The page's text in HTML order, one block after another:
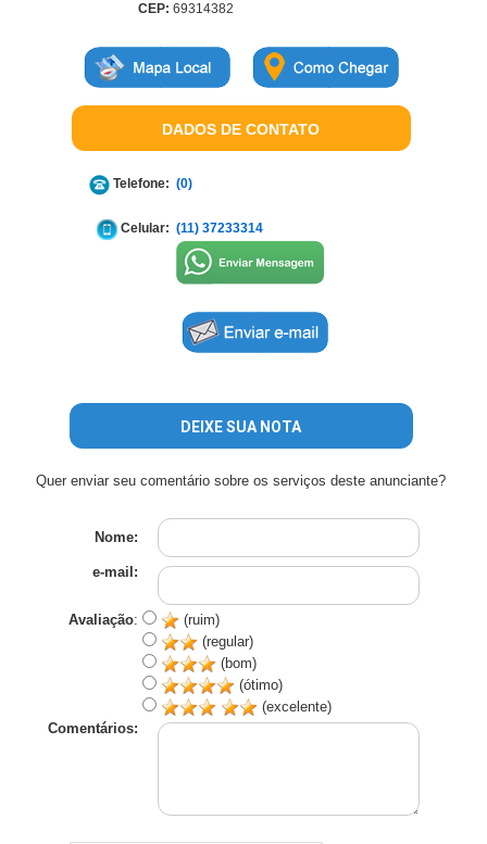
CEP: 69314382
DADOS DE CONTATO
Telefone: (0)
Celular: (11) 37233314
DEIXE SUA NOTA
Quer enviar seu comentário sobre os serviços deste anunciante?
Nome:
e-mail:
Avaliação:
(ruim)
(regular)
(bom)
(ótimo)
(excelente)
Comentários: